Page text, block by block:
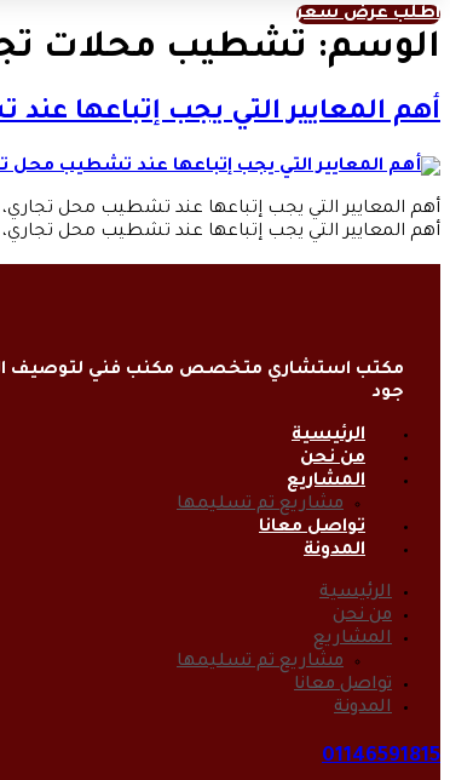
اطلب عرض سعر
الوسم: تشطيب محلات
أهم المعايير التي يجب إتباعها
أهم المعايير التي يجب إتباعها عند تشطيب محل
أهم المعايير التي يجب إتباعها عند تشطيب محل
مكتب استشاري متخصص مكنب فني لتوصيف
جود
الرئيسية
من نحن
المشاريع
مشاريع تم تسليمها
تواصل معانا
المدونة
الرئيسية
من نحن
المشاريع
مشاريع تم تسليمها
تواصل معانا
المدونة
01146591815